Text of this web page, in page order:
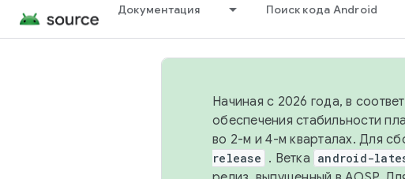
Документация Поиск кода Android
Начиная с 2026 года, в
обеспечения стабильности
во 2-м и 4-м кварталах. Для
release . Ветка android-